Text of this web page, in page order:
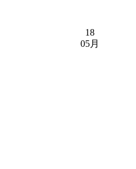
18
05月